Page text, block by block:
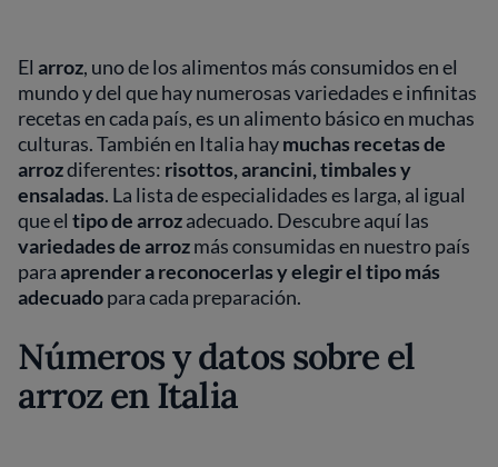
El arroz, uno de los alimentos más consumidos en el
mundo y del que hay numerosas variedades e infinitas
recetas en cada país, es un alimento básico en muchas
culturas. También en Italia haymuchas recetas de
arrozdiferentes: risottos, arancini, timbales y
ensaladas. La lista de especialidades es larga, al igual
que el tipo de arrozadecuado. Descubre aquí las
variedades de arrozmás consumidas en nuestro país
paraaprender a reconocerlas y elegir el tipo más
adecuadopara cada preparación.
Números y datos sobre el
arroz en Italia